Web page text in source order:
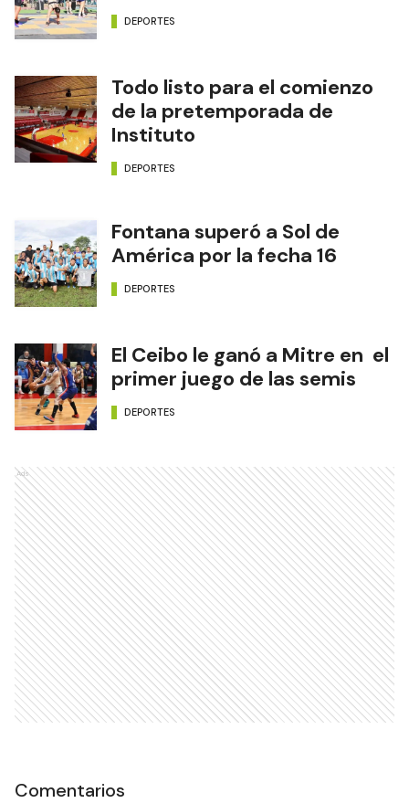
DEPORTES
Todo listo para el comienzo
de la pretemporada de
Instituto
DEPORTES
Fontana superó a Sol de
América por la fecha 16
DEPORTES
El Ceibo le ganó a Mitre en el
primer juego de las semis
DEPORTES
Ads
Comentarios